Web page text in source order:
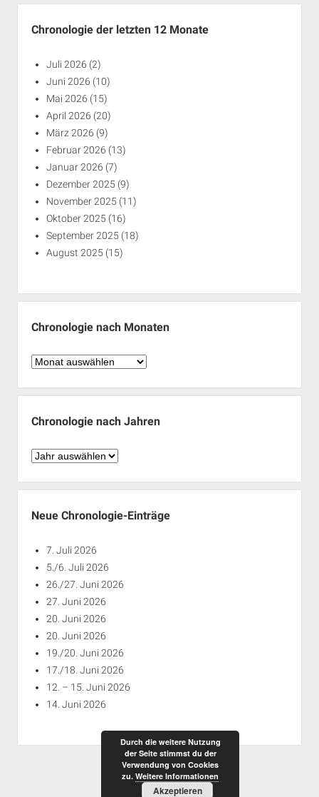
Chronologie der letzten 12 Monate
Juli 2026 (2)
Juni 2026 (10)
Mai 2026 (15)
April 2026 (20)
März 2026 (9)
Februar 2026 (13)
Januar 2026 (7)
Dezember 2025 (9)
November 2025 (11)
Oktober 2025 (16)
September 2025 (18)
August 2025 (15)
Chronologie nach Monaten
Chronologie
Monaten
Chronologie nach Jahren
Chronologie
Jahren
Neue Chronologie-Einträge
7. Juli 2026
5./6. Juli 2026
26./27. Juni 2026
27. Juni 2026
20. Juni 2026
20. Juni 2026
19./20. Juni 2026
17./18. Juni 2026
12. – 15. Juni 2026
14. Juni 2026
Durch die weitere Nutzung
der Seite stimmst du der
Verwendung von Cookies
zu. Weitere Informationen
Akzeptieren